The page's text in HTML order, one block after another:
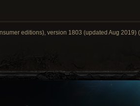
editions), version 1803 (updated Aug